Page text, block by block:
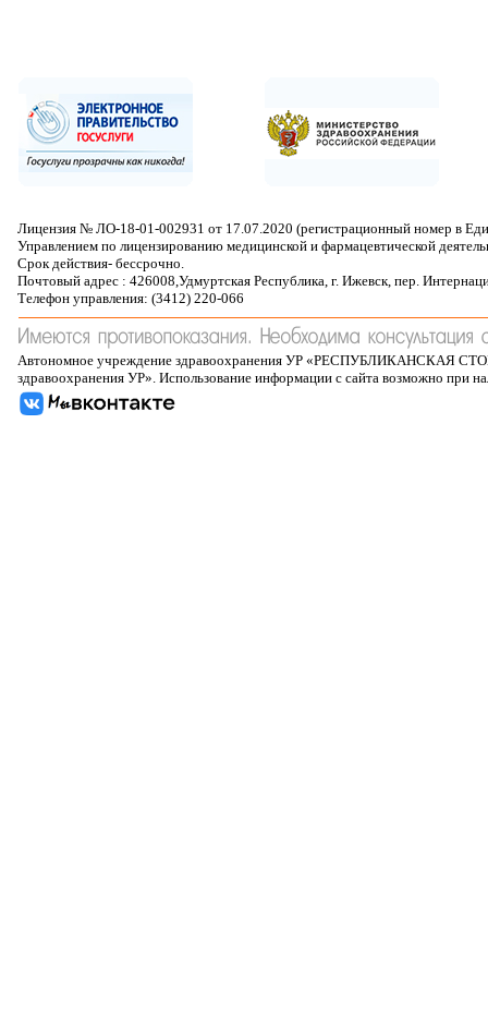
Лицензия № ЛО-18-01-002931 от 17.07.2020 (регистрационный номер в
Управлением по лицензированию медицинской и фармацевтической
Срок действия- бессрочно.
Почтовый адрес : 426008,Удмуртская Республика, г. Ижевск, пер.
Телефон управления: (3412) 220-066
Автономное учреждение здравоохранения УР
здравоохранения УР». Использование информации с сайта возможно при